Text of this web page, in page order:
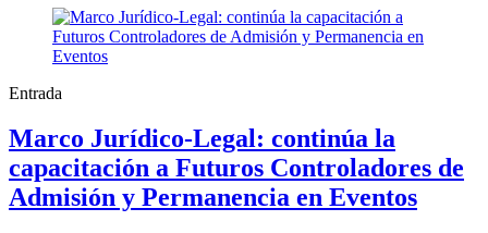
Entrada
Marco Jurídico-Legal: continúa la
capacitación a Futuros Controladores de
Admisión y Permanencia en Eventos